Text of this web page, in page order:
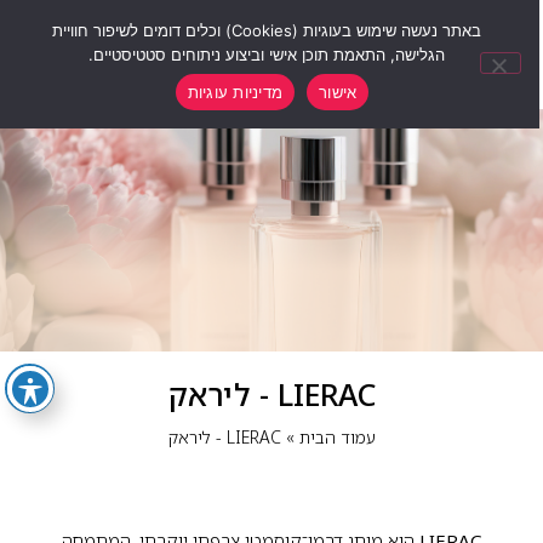
LIERAC - ליראק
עמוד הבית» LIERAC - ליראק
באתר נעשה שימוש בעוגיות (Cookies) וכלים דומים לשיפור חוויית
הגלישה, התאמת תוכן אישי וביצוע ניתוחים סטטיסטיים.
אישור
מדיניות עוגיות